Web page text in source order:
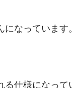
なっています。
仕様になって